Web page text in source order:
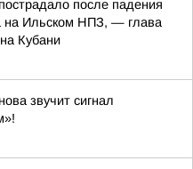
после падения
на Ильском НПЗ, — глава
Кубани
звучит сигнал